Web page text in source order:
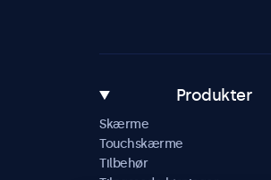
Produkter
Skærme
Touchskærme
Tilbehør